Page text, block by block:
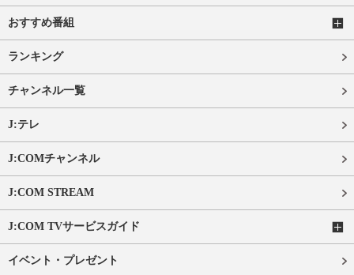
おすすめ番組
ランキング
チャンネル一覧
J:テレ
J:COMチャンネル
J:COM STREAM
J:COM TVサービスガイド
イベント・プレゼント